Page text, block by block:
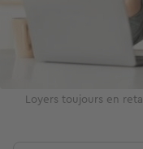
Loyers toujours en